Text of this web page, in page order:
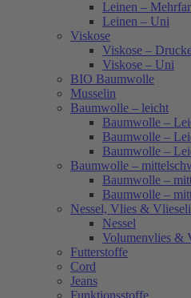
Leinen –
Leinen – Uni
Viskose
Viskose –
Viskose – Uni
BIO Baumwolle
Musselin
Baumwolle – leicht
Baumwolle –
Baumwolle –
Baumwolle –
Baumwolle –
Baumwolle –
Baumwolle –
Nessel, Vlies &
Nessel
Volumenvlies &
Futterstoffe
Cord
Jeans
Funktionsstoffe